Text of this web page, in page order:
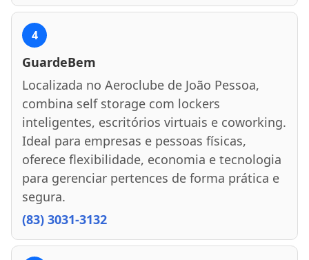
4
GuardeBem
Localizada no Aeroclube de João Pessoa,
combina self storage com lockers
inteligentes, escritórios virtuais e coworking.
Ideal para empresas e pessoas físicas,
oferece flexibilidade, economia e tecnologia
para gerenciar pertences de forma prática e
segura.
(83) 3031-3132